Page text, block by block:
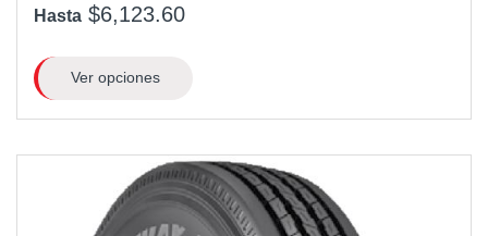
Hasta $6,123.60
Ver opciones